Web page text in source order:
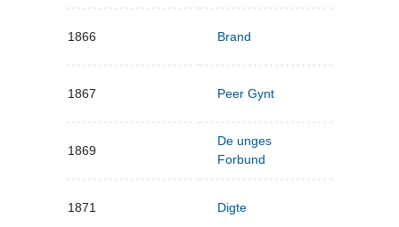
1866 Brand
1867 Peer Gynt
1869
De unges
Forbund
1871 Digte